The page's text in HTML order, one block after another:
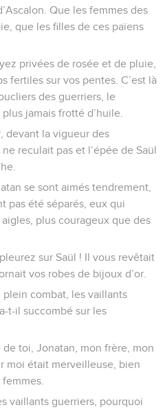
Que les femmes des
que les filles de ces païens
privées de rosée et de pluie,
fertiles sur vos pentes. C’est là
des guerriers, le
jamais frotté d’huile.
devant la vigueur des
reculait pas et l’épée de Saül
se sont aimés tendrement,
pas été séparés, eux qui
plus courageux que des
sur Saül ! Il vous revêtait
vos robes de bijoux d’or.
combat, les vaillants
t-il succombé sur les
toi, Jonatan, mon frère, mon
moi était merveilleuse, bien
vaillants guerriers, pourquoi